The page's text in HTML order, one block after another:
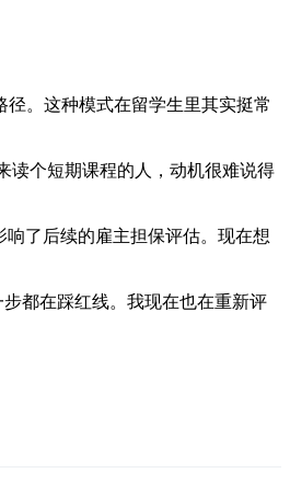
。这种模式在留学生里其实挺常
读个短期课程的人，动机很难说得
了后续的雇主担保评估。现在想
都在踩红线。我现在也在重新评